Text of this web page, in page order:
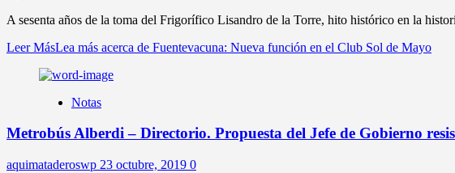
A sesenta años de la toma del Frigorífico Lisandro de la Torre, hito histórico en la
Leer MásLea más acerca de Fuentevacuna: Nueva función en el Club Sol de Mayo
Notas
Metrobús Alberdi – Directorio. Propuesta del Jefe de Gobierno
aquimataderoswp 23 octubre, 2019 0